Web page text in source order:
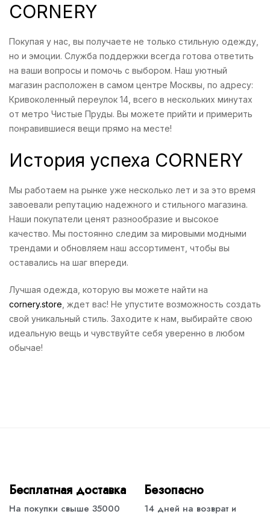
CORNERY
Покупая у нас, вы получаете не только стильную одежду,
но и эмоции. Служба поддержки всегда готова ответить
на ваши вопросы и помочь с выбором. Наш уютный
магазин расположен в самом центре Москвы, по адресу:
Кривоколенный переулок 14, всего в нескольких минутах
от метро Чистые Пруды. Вы можете прийти и примерить
понравившиеся вещи прямо на месте!
История успеха CORNERY
Мы работаем на рынке уже несколько лет и за это время
завоевали репутацию надежного и стильного магазина.
Наши покупатели ценят разнообразие и высокое
качество. Мы постоянно следим за мировыми модными
трендами и обновляем наш ассортимент, чтобы вы
оставались на шаг впереди.
Лучшая одежда, которую вы можете найти на
cornery.store, ждет вас! Не упустите возможность создать
свой уникальный стиль. Заходите к нам, выбирайте свою
идеальную вещь и чувствуйте себя уверенно в любом
обычае!
Бесплатная доставка
На покупки свыше 35000
Безопасно
14 дней на возврат и